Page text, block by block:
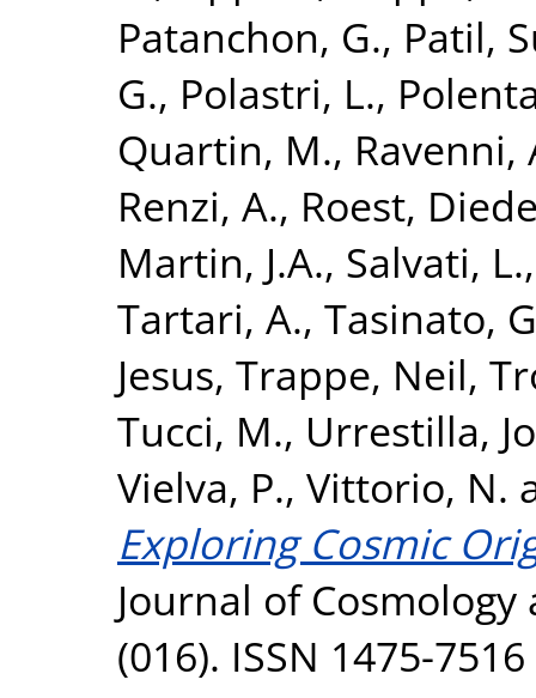
Patanchon, G., Patil,
G., Polastri, L.,
Quartin, M., Ravenni,
Renzi, A., Roest,
Martin, J.A., Salvati, L.
Tartari, A., Tasinato,
Jesus, Trappe, Neil,
Tucci, M., Urrestilla,
Vielva, P., Vittorio, N.
Exploring Cosmic
Journal of
(016). ISSN 1475-7516